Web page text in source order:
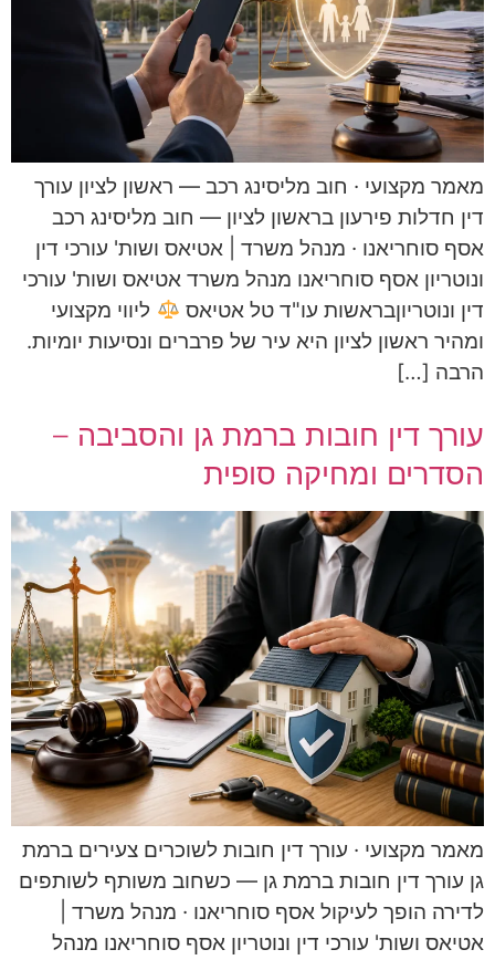
מאמר מקצועי · חוב מליסינג רכב — ראשון לציון עורך
דין חדלות פירעון בראשון לציון — חוב מליסינג רכב
אסף סוחריאנו · מנהל משרד | אטיאס ושות' עורכי דין
ונוטריון אסף סוחריאנו מנהל משרד אטיאס ושות' עורכי
דין ונוטריוןבראשות עו"ד טל אטיאס
ליווי מקצועי
ומהיר ראשון לציון היא עיר של פרברים ונסיעות יומיות.
הרבה […]
עורך דין חובות ברמת גן והסביבה –
הסדרים ומחיקה סופית
מאמר מקצועי · עורך דין חובות לשוכרים צעירים ברמת
גן עורך דין חובות ברמת גן — כשחוב משותף לשותפים
לדירה הופך לעיקול אסף סוחריאנו · מנהל משרד |
אטיאס ושות' עורכי דין ונוטריון אסף סוחריאנו מנהל